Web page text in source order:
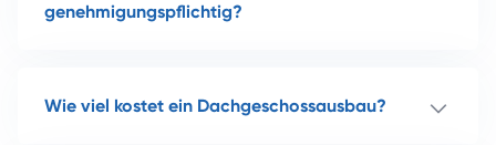
genehmigungspflichtig?
Wie viel kostet ein Dachgeschossausbau?